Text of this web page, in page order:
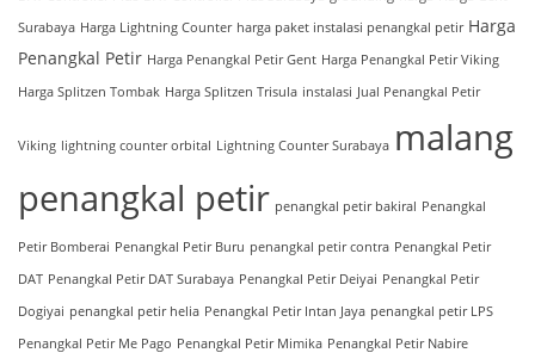
Surabaya Harga Lightning Counter harga paket instalasi penangkal petir Harga
Penangkal Petir Harga Penangkal Petir Gent Harga Penangkal Petir Viking
Harga Splitzen Tombak Harga Splitzen Trisula instalasi Jual Penangkal Petir
Viking lightning counter orbital Lightning Counter Surabaya malang
penangkal petir penangkal petir bakiral Penangkal
Petir Bomberai Penangkal Petir Buru penangkal petir contra Penangkal Petir
DAT Penangkal Petir DAT Surabaya Penangkal Petir Deiyai Penangkal Petir
Dogiyai penangkal petir helia Penangkal Petir Intan Jaya penangkal petir LPS
Penangkal Petir Me Pago Penangkal Petir Mimika Penangkal Petir Nabire